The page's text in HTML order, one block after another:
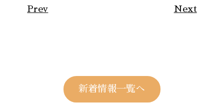
Prev Next
新着情報一覧へ